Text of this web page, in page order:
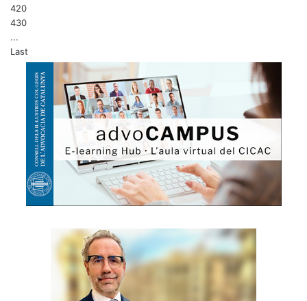
420
430
...
Last